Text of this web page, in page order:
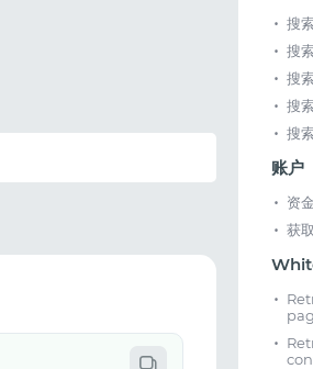
搜
搜
搜
搜
搜
账户
资
获